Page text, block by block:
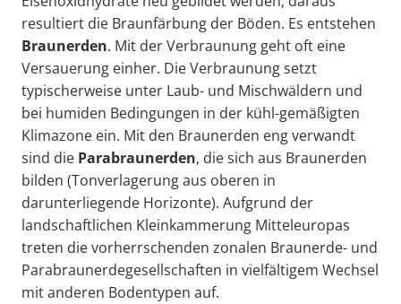
resultiert die Braunfärbung der Böden. Es entstehen
Braunerden. Mit der Verbraunung geht oft eine
Versauerung einher. Die Verbraunung setzt
typischerweise unter Laub- und Mischwäldern und
bei humiden Bedingungen in der kühl-gemäßigten
Klimazone ein. Mit den Braunerden eng verwandt
sind die Parabraunerden, die sich aus Braunerden
bilden (Tonverlagerung aus oberen in
darunterliegende Horizonte). Aufgrund der
landschaftlichen Kleinkammerung Mitteleuropas
treten die vorherrschenden zonalen Braunerde- und
Parabraunerdegesellschaften in vielfältigem Wechsel
mit anderen Bodentypen auf.